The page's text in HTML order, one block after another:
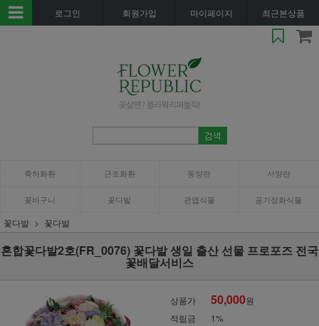
로그인 회원가입 마이페이지 최근본상품
축하화환 근조화환 동양란 서양란
꽃바구니 꽃다발 관엽식물 공기정화식물
꽃다발 꽃다발
혼합꽃다발2호(FR_0076) 꽃다발 생일 출산 선물 프로포즈 전국
꽃배달서비스
상품가 50,000원
적립금
1%